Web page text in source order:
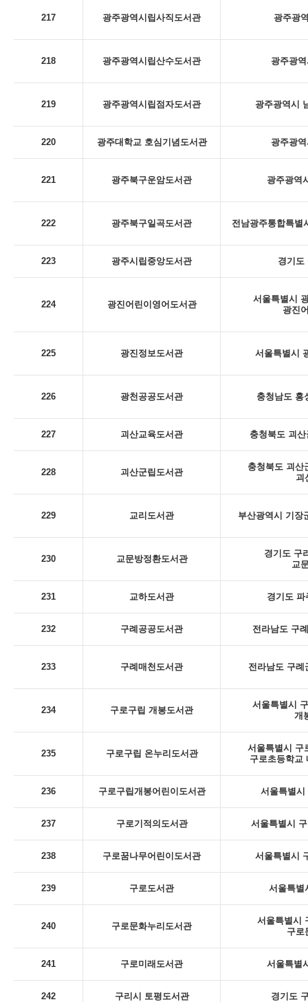
217 광주광역시립사직도서관 광주광
218 광주광역시립산수도서관 광주광
219 광주광역시립점자도서관 광주광역시
220 광주대학교 호심기념도서관 광주광
221 광주북구운암도서관 광주광역
222 광주북구일곡도서관 전남광주통합특별
223 광주시립중앙도서관 경기도
224 광진어린이영어도서관
서울특별시
광진
225 광진정보도서관 서울특별시
226 광천공공도서관 충청남도 홍
227 괴산교육도서관 충청북도 괴
228 괴산군립도서관
충청북도 괴산
괴
229 교리도서관 부산광역시 기장
230 교문방정환도서관
경기도 구
교
231 교하도서관 경기도 파
232 구례공공도서관 전라남도 구
233 구례매천도서관 전라남도 구례
234 구로구립 개봉도서관
서울특별시
개
235 구로구립 온누리도서관
서울특별시 구
구로초등학교
236 구로구립개봉어린이도서관 서울특별시
237 구로기적의도서관 서울특별시
238 구로꿈나무어린이도서관 서울특별시
239 구로도서관 서울특별
240 구로문화누리도서관
서울특별시
구로
241 구로미래도서관 서울특별
242 구리시 토평도서관 경기도